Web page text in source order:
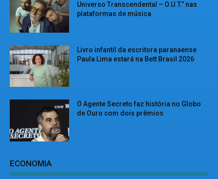
Universo Transcendental – O.U.T.” nas
plataformas de música
Livro infantil da escritora paranaense
Paula Lima estará na Bett Brasil 2026
O Agente Secreto faz história no Globo
de Ouro com dois prêmios
ECONOMIA